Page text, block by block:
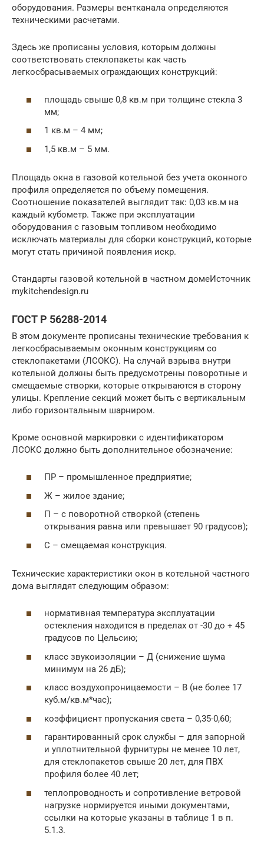
оборудования. Размеры вентканала определяются
техническими расчетами.
Здесь же прописаны условия, которым должны
соответствовать стеклопакеты как часть
легкосбрасываемых ограждающих конструкций:
площадь свыше 0,8 кв.м при толщине стекла 3
мм;
1 кв.м – 4 мм;
1,5 кв.м – 5 мм.
Площадь окна в газовой котельной без учета оконного
профиля определяется по объему помещения.
Соотношение показателей выглядит так: 0,03 кв.м на
каждый кубометр. Также при эксплуатации
оборудования с газовым топливом необходимо
исключать материалы для сборки конструкций, которые
могут стать причиной появления искр.
Стандарты газовой котельной в частном домеИсточник
mykitchendesign.ru
ГОСТ Р 56288-2014
В этом документе прописаны технические требования к
легкосбрасываемым оконным конструкциям со
стеклопакетами (ЛСОКС). На случай взрыва внутри
котельной должны быть предусмотрены поворотные и
смещаемые створки, которые открываются в сторону
улицы. Крепление секций может быть с вертикальным
либо горизонтальным шарниром.
Кроме основной маркировки с идентификатором
ЛСОКС должно быть дополнительное обозначение:
ПР – промышленное предприятие;
Ж – жилое здание;
П – с поворотной створкой (степень
открывания равна или превышает 90 градусов);
С – смещаемая конструкция.
Технические характеристики окон в котельной частного
дома выглядят следующим образом:
нормативная температура эксплуатации
остекления находится в пределах от -30 до + 45
градусов по Цельсию;
класс звукоизоляции – Д (снижение шума
минимум на 26 дБ);
класс воздухопроницаемости – В (не более 17
куб.м/кв.м*час);
коэффициент пропускания света – 0,35-0,60;
гарантированный срок службы – для запорной
и уплотнительной фурнитуры не менее 10 лет,
для стеклопакетов свыше 20 лет, для ПВХ
профиля более 40 лет;
теплопроводность и сопротивление ветровой
нагрузке нормируется иными документами,
ссылки на которые указаны в таблице 1 в п.
5.1.3.